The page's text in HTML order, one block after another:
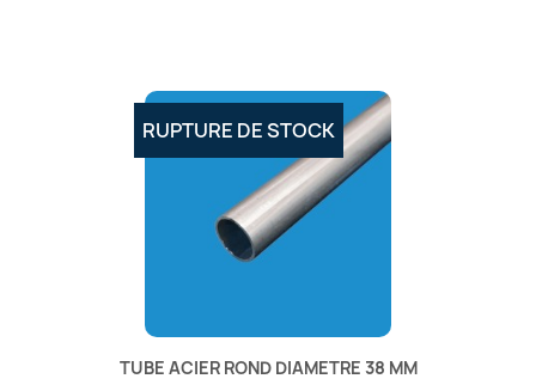
TUBE ACIER ROND DIAMETRE 38 MM
RUPTURE DE STOCK